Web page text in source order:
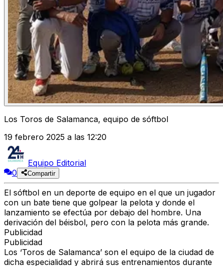
Los Toros de Salamanca, equipo de sóftbol
19 febrero 2025 a las 12:20
Equipo Editorial
0
Compartir
El sóftbol en un deporte de equipo en el que un jugador
con un bate tiene que golpear la pelota y donde el
lanzamiento se efectúa por debajo del hombre. Una
derivación del béisbol, pero con la pelota más grande.
Publicidad
Publicidad
Los ‘Toros de Salamanca’ son el equipo de la ciudad de
dicha especialidad y abrirá sus entrenamientos durante